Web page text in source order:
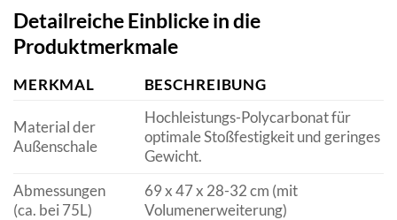
Detailreiche Einblicke in die
Produktmerkmale
MERKMAL BESCHREIBUNG
Material der
Außenschale
Hochleistungs-Polycarbonat für
optimale Stoßfestigkeit und geringes
Gewicht.
Abmessungen
(ca. bei 75L)
69 x 47 x 28-32 cm (mit
Volumenerweiterung)